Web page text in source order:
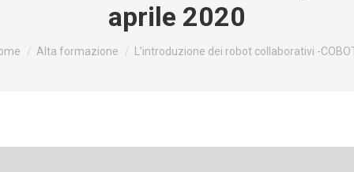
aprile 2020
are here:Alta formazione L’introduzione dei robot collaborativi -